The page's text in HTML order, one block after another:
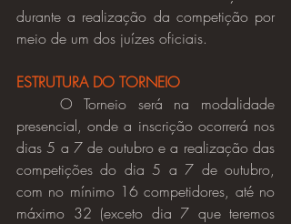
durante a realização da competição por
meio de um dos juízes oficiais.
ESTRUTURA DO TORNEIO
presencial, onde a inscrição ocorrerá nos
dias 5 a 7 de outubro e a realização das
competições do dia 5 a 7 de outubro,
com no mínimo 16 competidores, até no
máximo 32 (exceto dia 7 que teremos